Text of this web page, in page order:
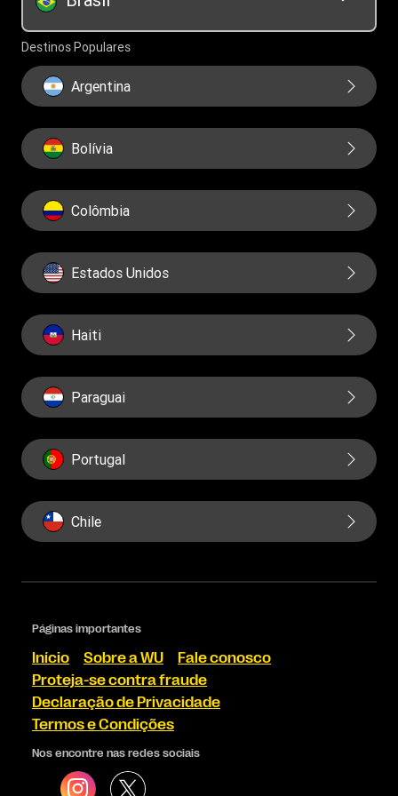
Governança
Relatorios
Destinos Populares
Argentina
Bolívia
Colômbia
Estados Unidos
Haiti
Paraguai
Portugal
Chile
Páginas importantes
Início Sobre a WU
Fale conosco
Proteja-se contra fraude
Declaração de Privacidade
Termos e Condições
Nos encontre nas redes sociais